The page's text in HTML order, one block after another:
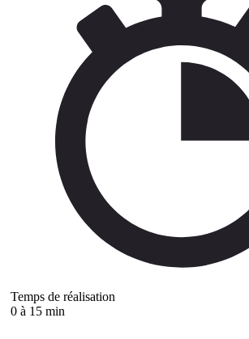
Temps de réalisation
0 à 15 min